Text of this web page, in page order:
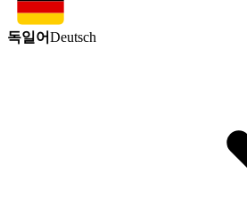
독일어Deutsch